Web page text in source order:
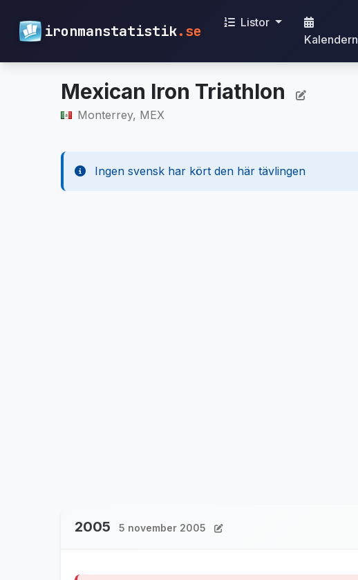
ironmanstatistik.se
Listor
Kalendern
Mexican Iron Triathlon
Monterrey, MEX
Ingen svensk har kört den här tävlingen
2005 5 november 2005